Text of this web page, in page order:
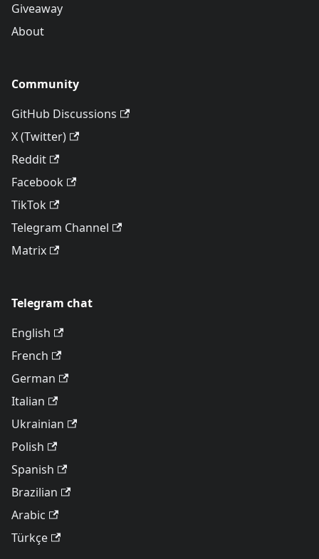
Giveaway
About
Community
GitHub Discussions
X (Twitter)
Reddit
Facebook
TikTok
Telegram Channel
Matrix
Telegram chat
English
French
German
Italian
Ukrainian
Polish
Spanish
Brazilian
Arabic
Türkçe